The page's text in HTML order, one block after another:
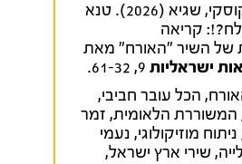
זקוסקי, שגיא (2026). טנא
קריאה
של השיר "האורח" מאת
ישראליות
, הכל עובר חביבי,
המשוררת הלאומית, זמר
ניתוח מוזיקולוגי, נעמי
,שירי ארץ ישראל,